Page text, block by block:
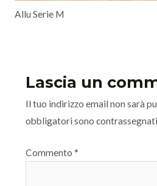
Allu Serie M
Lascia un
Il tuo indirizzo email non sarà
obbligatori sono contrassegnati
Commento *